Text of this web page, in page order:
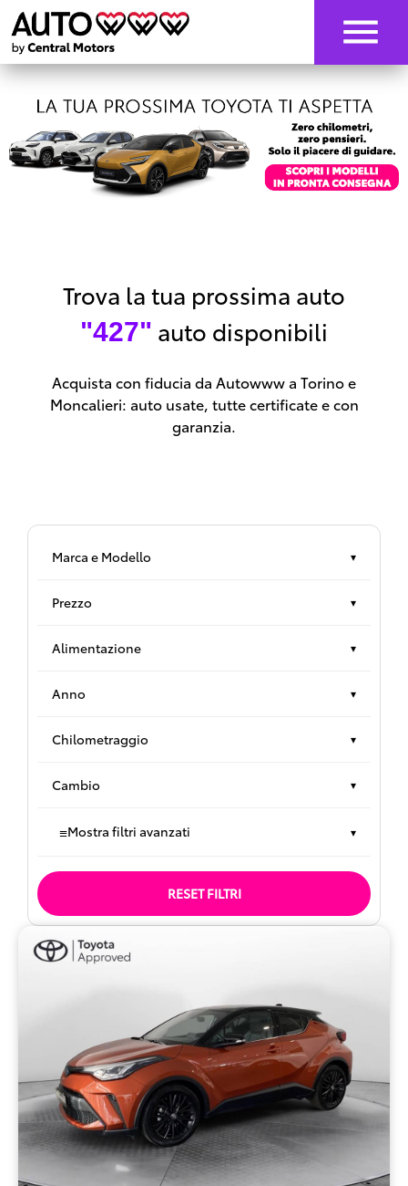
Trova la tua prossima auto
"427" auto disponibili
Acquista con fiducia da Autowww a Torino e
Moncalieri: auto usate, tutte certificate e con
garanzia.
Marca e Modello ▾
Prezzo ▾
Alimentazione ▾
Anno ▾
Chilometraggio ▾
Cambio ▾
≡Mostra filtri avanzati ▾
RESET FILTRI